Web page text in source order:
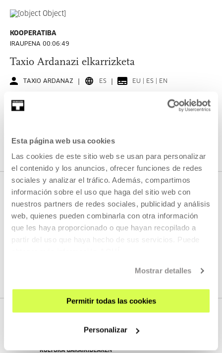
Esta página web usa cookies
Las cookies de este sitio web se usan para personalizar
el contenido y los anuncios, ofrecer funciones de redes
sociales y analizar el tráfico. Además, compartimos
información sobre el uso que haga del sitio web con
nuestros partners de redes sociales, publicidad y análisis
web, quienes pueden combinarla con otra información
que les haya proporcionado o que hayan recopilado a
partir del uso que haya hecho de sus servicios. Puede
Mostrar detalles
Permitir todas las cookies
Personalizar
KOOPERATIBA
IRAUPENA 00:06:49
Taxio Ardanazi elkarrizketa
TAXIO ARDANAZ ES EU | ES | EN
IKUSI
IKUSI EDUKI GUZTIA
HURRENGO ZUZENEKOAK